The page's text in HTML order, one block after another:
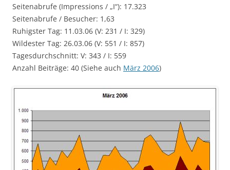
Seitenabrufe (Impressions / „I“): 17.323
Seitenabrufe / Besucher: 1,63
Ruhigster Tag: 11.03.06 (V: 231 / I: 329)
Wildester Tag: 26.03.06 (V: 551 / I: 857)
Tagesdurchschnitt: V: 343 / I: 559
Anzahl Beiträge: 40 (Siehe auch März 2006)